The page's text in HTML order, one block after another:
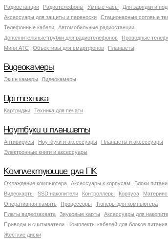
Радиостанции
Радиотелефоны Умные часы
Для зарядки и
Аксессуары для защиты и переноски
Стационарные сотовые
Телефонные кабели
Автомобильные радиостанции
Дополнительные трубки для радиотелефонов
Проводные
Мини АТС
Объективы для смартфонов Планшеты
Видеокамеры
Экшн камеры Видеокамеры
Оргтехника
Картриджи Техника для печати
Ноутбуки и планшеты
Антивирусы Ноутбуки и аксессуары
Планшеты и аксессуары
Электронные книги и аксессуары
Комплектующие для ПК
Охлаждение компьютера Аксессуары к корпусам
Блоки
Видеокарты
SSD накопители Контроллеры Корпуса
Оперативная память
Процессоры
Тюнеры для компьютера
Платы видеозахвата
Звуковые карты
Аксессуары для
Приводы и считыватели
Комплекты кабелей для блоков питания
Жесткие диски